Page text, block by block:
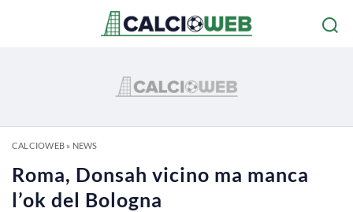
CALCIOWEB» NEWS
Roma, Donsah vicino ma manca
l’ok del Bologna